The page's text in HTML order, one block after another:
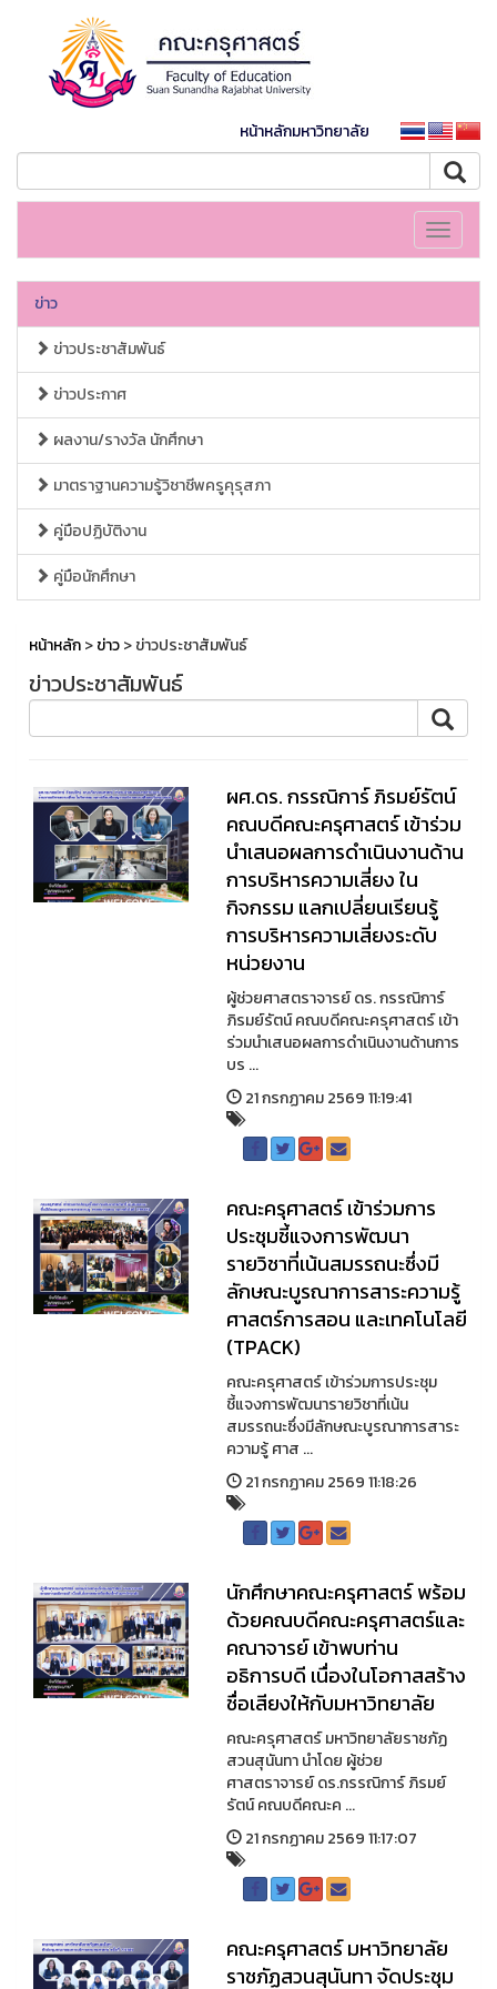
หน้าหลักมหาวิทยาลัย
Toggle
ข่าว
ข่าวประชาสัมพันธ์
ข่าวประกาศ
ผลงาน/รางวัล นักศึกษา
มาตราฐานความรู้วิชาชีพครูคุรุสภา
คู่มือปฏิบัติงาน
คู่มือนักศึกษา
หน้าหลัก>ข่าว> ข่าวประชาสัมพันธ์
ข่าวประชาสัมพันธ์
ผศ.ดร. กรรณิการ์ ภิรมย์รัตน์
คณบดีคณะครุศาสตร์ เข้าร่วม
นำเสนอผลการดำเนินงานด้าน
การบริหารความเสี่ยง ใน
กิจกรรม แลกเปลี่ยนเรียนรู้
การบริหารความเสี่ยงระดับ
หน่วยงาน
ผู้ช่วยศาสตราจารย์ ดร. กรรณิการ์
ภิรมย์รัตน์ คณบดีคณะครุศาสตร์ เข้า
ร่วมนำเสนอผลการดำเนินงานด้านการ
บร ...
21 กรกฏาคม 2569 11:19:41
คณะครุศาสตร์ เข้าร่วมการ
ประชุมชี้แจงการพัฒนา
รายวิชาที่เน้นสมรรถนะซึ่งมี
ลักษณะบูรณาการสาระความรู้
ศาสตร์การสอน และเทคโนโลยี
(TPACK)
คณะครุศาสตร์ เข้าร่วมการประชุม
ชี้แจงการพัฒนารายวิชาที่เน้น
สมรรถนะซึ่งมีลักษณะบูรณาการสาระ
ความรู้ ศาส ...
21 กรกฏาคม 2569 11:18:26
นักศึกษาคณะครุศาสตร์ พร้อม
ด้วยคณบดีคณะครุศาสตร์และ
คณาจารย์ เข้าพบท่าน
อธิการบดี เนื่องในโอกาสสร้าง
ชื่อเสียงให้กับมหาวิทยาลัย
คณะครุศาสตร์ มหาวิทยาลัยราชภัฏ
สวนสุนันทา นำโดย ผู้ช่วย
ศาสตราจารย์ ดร.กรรณิการ์ ภิรมย์
รัตน์ คณบดีคณะค ...
21 กรกฏาคม 2569 11:17:07
คณะครุศาสตร์ มหาวิทยาลัย
ราชภัฏสวนสุนันทา จัดประชุม